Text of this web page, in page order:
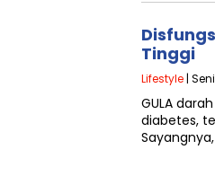
Tinggi
Lifestyle |
GULA
diabetes,